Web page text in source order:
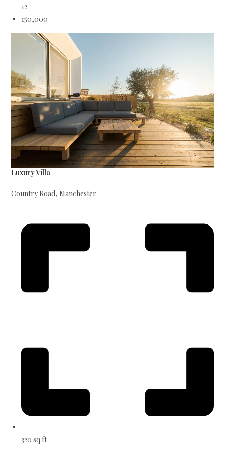
12
150,000
Luxury Villa
Country Road, Manchester
320 sq ft